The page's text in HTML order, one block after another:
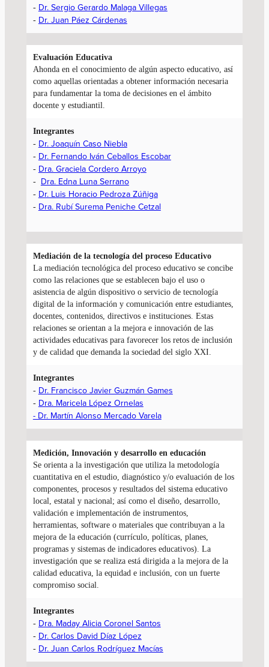
- Dr. Sergio Gerardo Malaga Villegas
- Dr. Juan Páez Cárdenas
Evaluación Educativa
Ahonda en el conocimiento de algún aspecto educativo, así
como aquellas orientadas a obtener información necesaria
para fundamentar la toma de decisiones en el ámbito
docente y estudiantil.
Integrantes
- Dr. Joaquín Caso Niebla
- Dr. Fernando Iván Ceballos Escobar
- Dra. Graciela Cordero Arroyo
- Dra. Edna Luna Serrano
- Dr. Luis Horacio Pedroza Zúñiga
- Dra. Rubí Surema Peniche Cetzal
Mediación de la tecnología del proceso Educativo
La mediación tecnológica del proceso educativo se concibe
como las relaciones que se establecen bajo el uso o
asistencia de algún dispositivo o servicio de tecnología
digital de la información y comunicación entre estudiantes,
docentes, contenidos, directivos e instituciones. Estas
relaciones se orientan a la mejora e innovación de las
actividades educativas para favorecer los retos de inclusión
y de calidad que demanda la sociedad del siglo XXI.
Integrantes
- Dr. Francisco Javier Guzmán Games
- Dra. Maricela López Ornelas
- Dr. Martín Alonso Mercado Varela
Medición, Innovación y desarrollo en educación
Se orienta a la investigación que utiliza la metodología
cuantitativa en el estudio, diagnóstico y/o evaluación de los
componentes, procesos y resultados del sistema educativo
local, estatal y nacional; así como el diseño, desarrollo,
validación e implementación de instrumentos,
herramientas, software o materiales que contribuyan a la
mejora de la educación (currículo, políticas, planes,
programas y sistemas de indicadores educativos). La
investigación que se realiza está dirigida a la mejora de la
calidad educativa, la equidad e inclusión, con un fuerte
compromiso social.
Integrantes
- Dra. Maday Alicia Coronel Santos
- Dr. Carlos David Díaz López
- Dr. Juan Carlos Rodríguez Macías